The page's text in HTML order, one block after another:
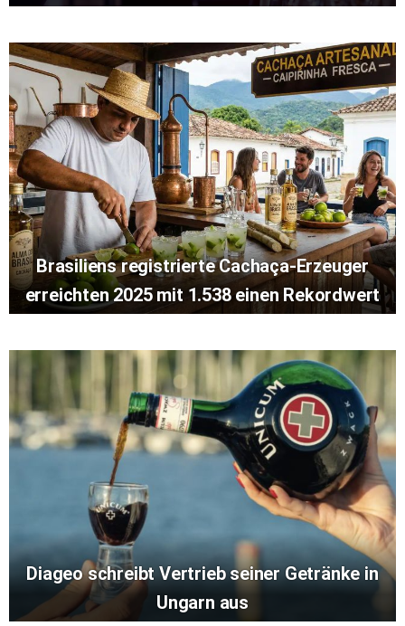
Brasiliens registrierte Cachaça-Erzeuger
erreichten 2025 mit 1.538 einen Rekordwert
Diageo schreibt Vertrieb seiner Getränke in
Ungarn aus